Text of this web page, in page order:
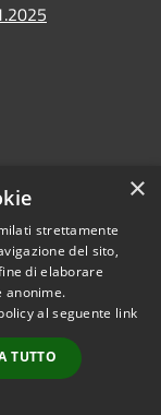
© 2020 •
di Scarlino •
byMunicipium
redazione
×
strettamente
del sito,
di elaborare
anonime.
al seguente link
TUTTO